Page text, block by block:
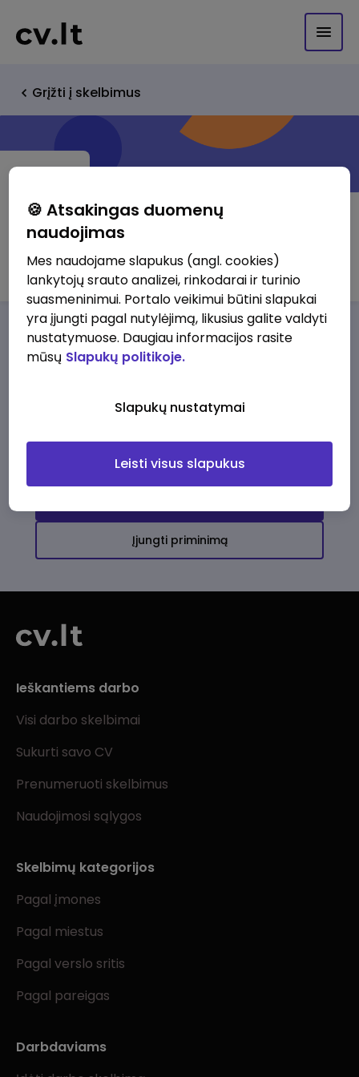
Grįžti į skelbimus
UAB "AUTOREIDAS"
Darbo pasiūlymaiApie musPrivalumai
darbo pasiūlymų
Įjungti priminimą
Ieškantiems darbo
Visi darbo skelbimai
Sukurti savo CV
Prenumeruoti skelbimus
Naudojimosi sąlygos
Skelbimų kategorijos
Pagal įmones
Pagal miestus
Pagal verslo sritis
Pagal pareigas
Darbdaviams
🍪 Atsakingas duomenų
naudojimas
Mes naudojame slapukus (angl. cookies)
lankytojų srauto analizei, rinkodarai ir turinio
suasmeninimui. Portalo veikimui būtini slapukai
yra įjungti pagal nutylėjimą, likusius galite valdyti
nustatymuose. Daugiau informacijos rasite
mūsų Slapukų politikoje.
Slapukų nustatymai
Leisti visus slapukus